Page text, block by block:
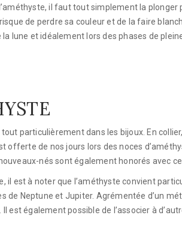
il faut tout simplement la
risque de perdre sa couleur et de la faire
la lune et idéalement lors des phases de
particulièrement dans les bijoux. En
de nos jours lors des noces
nés sont également honorés avec
est à noter que l’améthyste convient
de Neptune et Jupiter. Agrémentée d’un
est également possible de l’associer à